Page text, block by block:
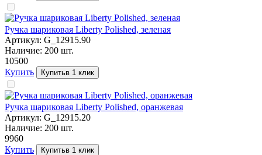
Ручка шариковая Liberty Polished, зеленая
Артикул: G_12915.90
Наличие: 200 шт.
10500
Купить
Купитьв 1 клик
Ручка шариковая Liberty Polished, оранжевая
Артикул: G_12915.20
Наличие: 200 шт.
9960
Купить
Купитьв 1 клик